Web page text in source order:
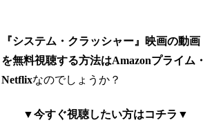
『システム・クラッシャー』映画の動画
を無料視聴する方法はAmazonプライム・
Netflixなのでしょうか？
▼今すぐ視聴したい方はコチラ▼